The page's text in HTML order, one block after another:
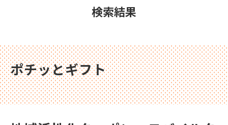
検索結果
ポチッとギフト